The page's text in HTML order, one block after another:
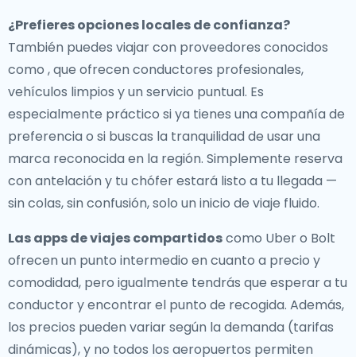
¿Prefieres opciones locales de confianza?
También puedes viajar con proveedores conocidos
como , que ofrecen conductores profesionales,
vehículos limpios y un servicio puntual. Es
especialmente práctico si ya tienes una compañía de
preferencia o si buscas la tranquilidad de usar una
marca reconocida en la región. Simplemente reserva
con antelación y tu chófer estará listo a tu llegada —
sin colas, sin confusión, solo un inicio de viaje fluido.
Las apps de viajes compartidoscomo Uber o Bolt
ofrecen un punto intermedio en cuanto a precio y
comodidad, pero igualmente tendrás que esperar a tu
conductor y encontrar el punto de recogida. Además,
los precios pueden variar según la demanda (tarifas
dinámicas), y no todos los aeropuertos permiten